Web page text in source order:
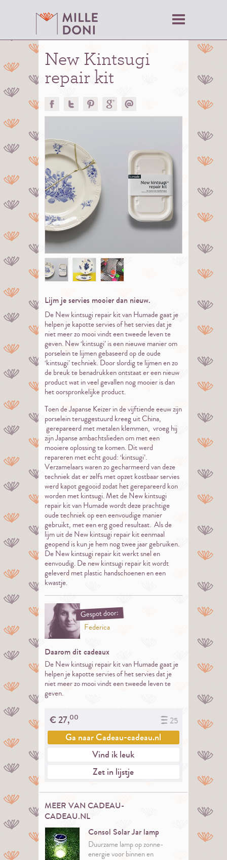
New Kintsugi
repair kit
Lijm je servies mooier dan nieuw.
De New kintsugi repair kit van Humade gaat je
helpen je kapotte servies of het servies dat je
niet meer zo mooi vindt een tweede leven te
geven. New ‘kintsugi’ is een nieuwe manier om
porselein te lijmen gebaseerd op de oude
‘kintsugi’ techniek. Door slordig te lijmen en zo
de breuk te benadrukken ontstaat er een nieuw
product wat in veel gevallen nog mooier is dan
het oorspronkelijke product.
Toen de Japanse Keizer in de vijftiende eeuw zijn
porselein teruggestuurd kreeg uit China,
gerepareerd met metalen klemmen, vroeg hij
zijn Japanse ambachtslieden om met een
mooiere oplossing te komen. Dit werd
repareren met echt goud: ‘kintsugi’.
Verzamelaars waren zo gecharmeerd van deze
techniek dat er zelfs met opzet kostbaar servies
werd kapot gegooid zodat het gerepareerd kon
worden met kintsugi. Met de New kintsugi
repair kit van Humade wordt deze prachtige
oude techniek op een eenvoudige manier
gebruikt, met een erg goed resultaat. Als de
lijm uit de New kintsugi repair kit eenmaal
geopend is kun je hem nog twee jaar gebruiken.
De New kintsugi repair kit werkt snel en
eenvoudig. De new kintsugi repair kit wordt
geleverd met plastic handschoenen en een
kwastje.
Gespot door:
Federica
Daarom dit cadeaux
De New kintsugi repair kit van Humade gaat je
helpen je kapotte servies of het servies dat je
niet meer zo mooi vindt een tweede leven te
geven.
25
€27,00
Ga naarCadeau-cadeau.nl
Vind ik leuk
Zet in lijstje
MEER VAN CADEAU-
CADEAU.NL
Consol Solar Jar lamp
Duurzame lamp op zonne-
energie voor binnen en